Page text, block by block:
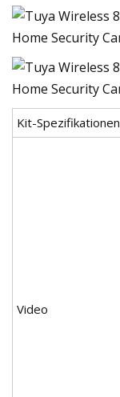
Kit-Spezifikationen
Video